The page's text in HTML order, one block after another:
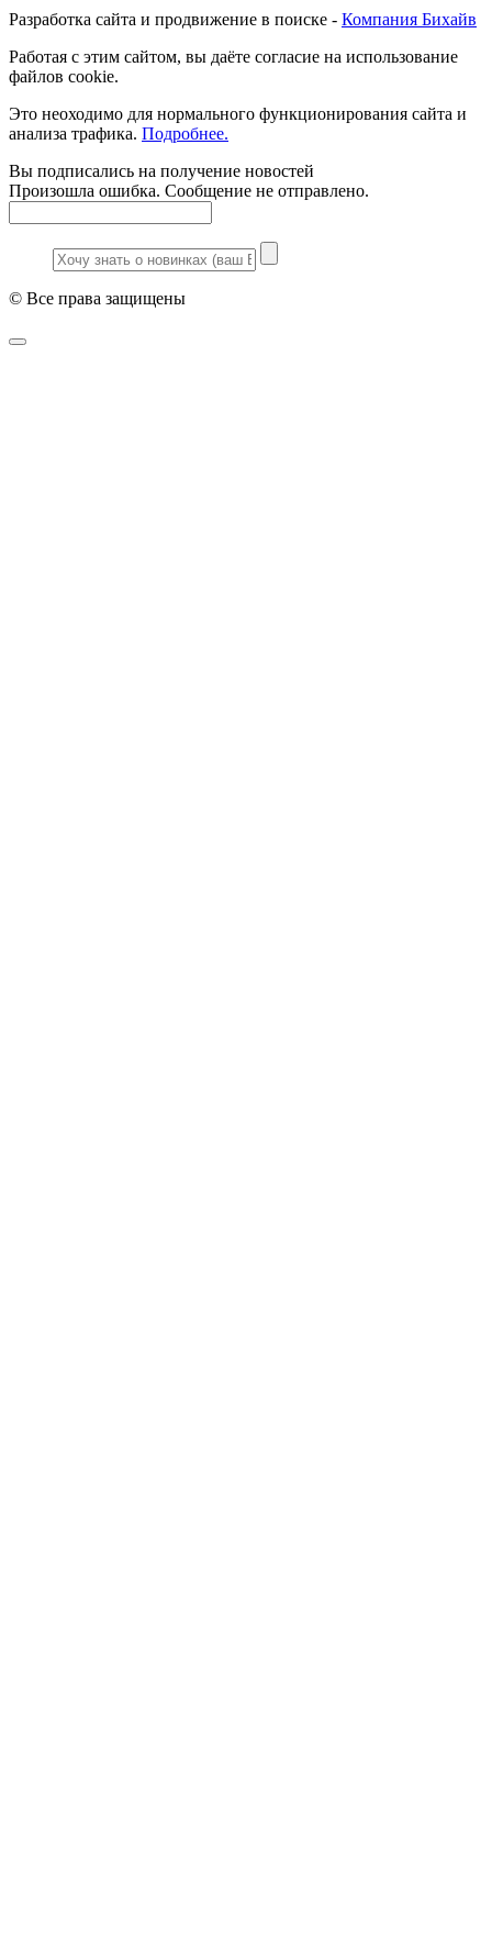
Разработка сайта и продвижение в поиске - Компания Бихайв
Работая с этим сайтом, вы даёте согласие на использование
файлов cookie.
Это неоходимо для нормального функционирования сайта и
анализа трафика. Подробнее.
Вы подписались на получение новостей
Произошла ошибка. Сообщение не отправлено.
© Все права защищены